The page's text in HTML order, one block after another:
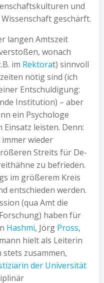
und
geschärft.
langen Amtszeit
wonach
im Rektorat) sinnvoll
nötig sind (ich
Entschuldigung:
Institution) – aber
ein Psychologe
leisten. Denn:
wieder
Streits für De-
zu befrieden.
im größerem Kreis
entschieden werden.
(qua Amt die
haben für
Hashmi, Jörg Pross,
hielt als Leiterin
stets zusammen,
der Universität